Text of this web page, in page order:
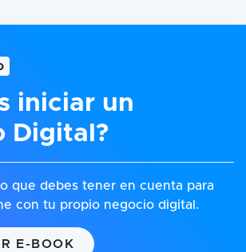
iniciar un
Digital?
que debes tener en cuenta para
con tu propio negocio digital.
E-BOOK